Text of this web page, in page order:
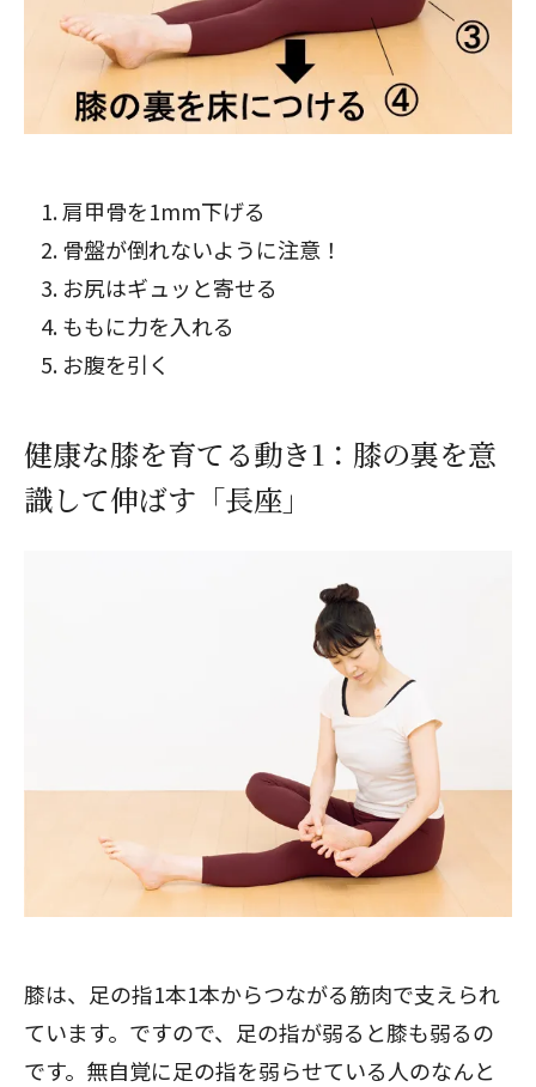
肩甲骨を1mm下げる
骨盤が倒れないように注意！
お尻はギュッと寄せる
ももに力を入れる
お腹を引く
健康な膝を育てる動き1：膝の裏を意
識して伸ばす「長座」
膝は、足の指1本1本からつながる筋肉で支えられ
ています。ですので、足の指が弱ると膝も弱るの
です。無自覚に足の指を弱らせている人のなんと